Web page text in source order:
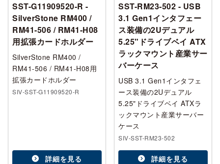
SST-G11909520-R -
SilverStone RM400 /
RM41-506 / RM41-H08
用拡張カードホルダー
SilverStone RM400 /
RM41-506 / RM41-H08用
拡張カードホルダー
SIV-SST-G11909520-R
詳細を見る
SST-RM23-502 - USB
3.1 Gen1インタフェー
ス装備の2Uデュアル
5.25"ドライブベイ ATX
ラックマウント産業サー
バーケース
USB 3.1 Gen1インタフェ
ース装備の2Uデュアル
5.25"ドライブベイ ATXラ
ックマウント産業サーバー
ケース
SIV-SST-RM23-502
詳細を見る